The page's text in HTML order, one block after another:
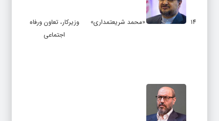
۱۴ «محمد شریعتمداری»
وزیرکار، تعاون ورفاه
اجتماعی